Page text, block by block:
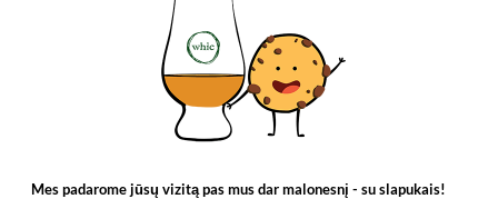
Turinys: 3 Litras (110,00 €/Litras)
įskaitant PVM, be siuntimo išlaidų
Į krepšelį
Visi produkto bruožai
Mes padarome jūsų vizitą pas mus dar malonesnį - su slapukais!